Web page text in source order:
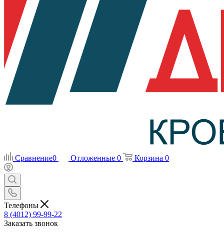
Сравнение0 Отложенные 0 Корзина 0
Телефоны
8 (4012) 99-99-22
Заказать звонок